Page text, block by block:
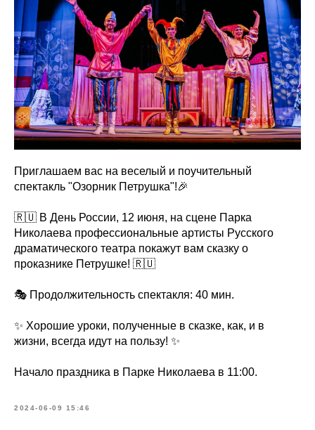
Приглашаем вас на веселый и поучительный
спектакль "Озорник Петрушка"!🎉
🇷🇺 В День России, 12 июня, на сцене Парка
Николаева профессиональные артисты Русского
драматического театра покажут вам сказку о
проказнике Петрушке! 🇷🇺
🎭 Продолжительность спектакля: 40 мин.
✨ Хорошие уроки, полученные в сказке, как, и в
жизни, всегда идут на пользу! ✨
Начало праздника в Парке Николаева в 11:00.
2024-06-09 15:46